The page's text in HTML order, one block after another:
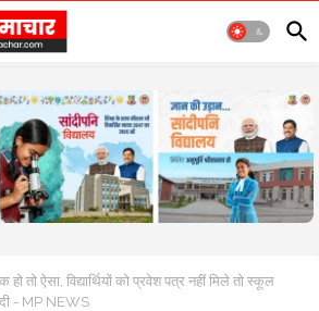
हो तो ऐसा, विद्यार्थियों को प्रवेश पत्र नहीं मिले तो स्कूल
- MP NEWS